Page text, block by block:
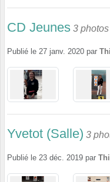
CD Jeunes 3 photos
Publié le 27 janv. 2020 par
Yvetot (Salle) 3
Publié le 23 déc. 2019 par